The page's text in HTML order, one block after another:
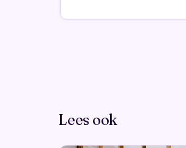
Lees ook